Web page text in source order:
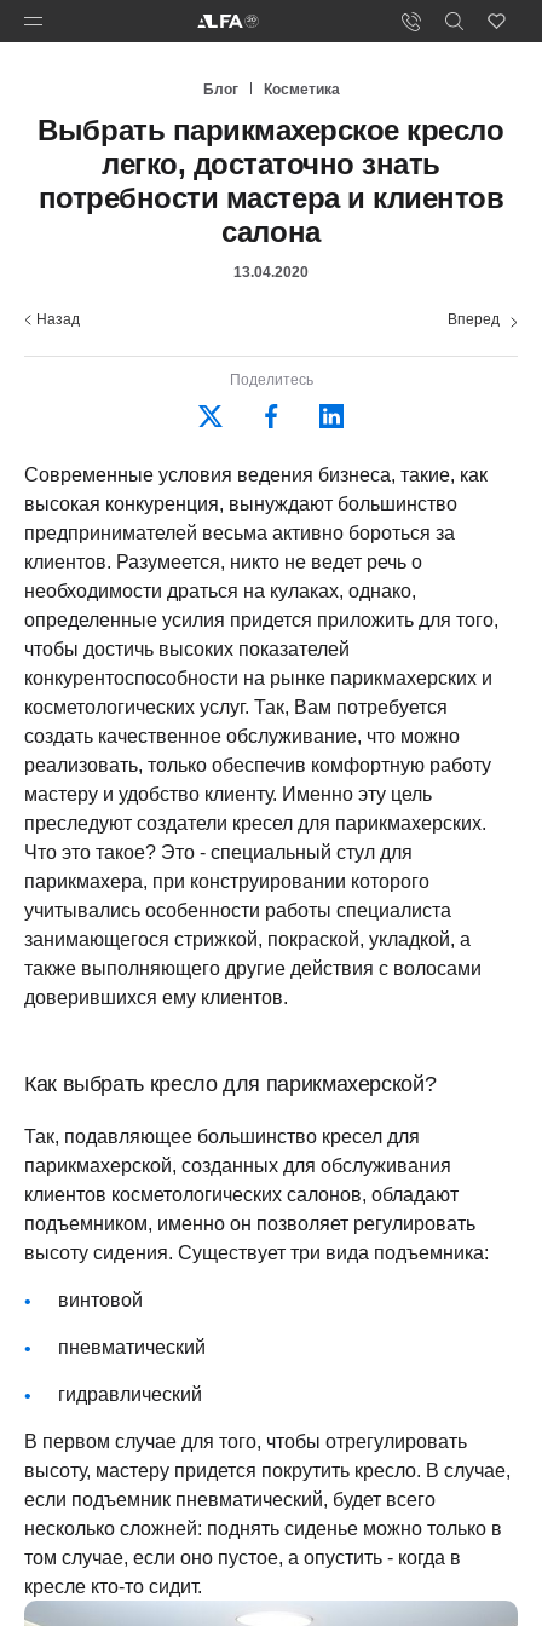
Блог Косметика
Выбрать парикмахерское кресло
легко, достаточно знать
потребности мастера и клиентов
салона
13.04.2020
Назад Вперед
Поделитесь
Современные условия ведения бизнеса, такие, как
высокая конкуренция, вынуждают большинство
предпринимателей весьма активно бороться за
клиентов. Разумеется, никто не ведет речь о
необходимости драться на кулаках, однако,
определенные усилия придется приложить для того,
чтобы достичь высоких показателей
конкурентоспособности на рынке парикмахерских и
косметологических услуг. Так, Вам потребуется
создать качественное обслуживание, что можно
реализовать, только обеспечив комфортную работу
мастеру и удобство клиенту. Именно эту цель
преследуют создатели кресел для парикмахерских.
Что это такое? Это - специальный стул для
парикмахера, при конструировании которого
учитывались особенности работы специалиста
занимающегося стрижкой, покраской, укладкой, а
также выполняющего другие действия с волосами
доверившихся ему клиентов.
Как выбрать кресло для парикмахерской?
Так, подавляющее большинство кресел для
парикмахерской, созданных для обслуживания
клиентов косметологических салонов, обладают
подъемником, именно он позволяет регулировать
высоту сидения. Существует три вида подъемника:
винтовой
пневматический
гидравлический
В первом случае для того, чтобы отрегулировать
высоту, мастеру придется покрутить кресло. В случае,
если подъемник пневматический, будет всего
несколько сложней: поднять сиденье можно только в
том случае, если оно пустое, а опустить - когда в
кресле кто-то сидит.